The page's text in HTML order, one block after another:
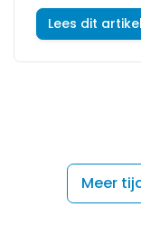
Lees dit artikel
Meer